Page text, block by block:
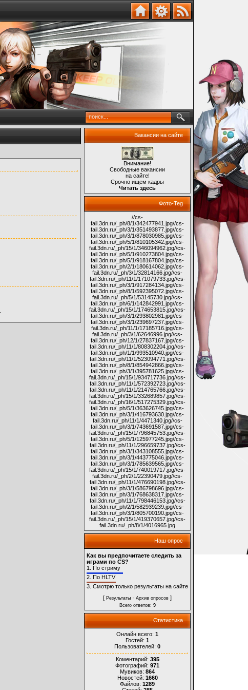
Вакансии на сайте
Внимание!
Свободные вакансии
на сайте!
Срочно ищем кадры
Читать здесь
Фото-Teg
//cs-
fail.3dn.ru/_ph/8/1/342477941.jpg//cs-
fail.3dn.ru/_ph/3/1/351493877.jpg//cs-
fail.3dn.ru/_ph/3/1/878030985.jpg//cs-
fail.3dn.ru/_ph/5/1/810105342.jpg//cs-
fail.3dn.ru/_ph/15/1/346094962.jpg//cs-
fail.3dn.ru/_ph/5/1/910273804.jpg//cs-
fail.3dn.ru/_ph/5/1/918167804.jpg//cs-
fail.3dn.ru/_ph/2/1/180614062.jpg//cs-
fail.3dn.ru/_ph/3/1/32814166.jpg//cs-
fail.3dn.ru/_ph/11/1/171079733.jpg//cs-
fail.3dn.ru/_ph/3/1/917284134.jpg//cs-
fail.3dn.ru/_ph/8/1/592395072.jpg//cs-
fail.3dn.ru/_ph/5/1/53145730.jpg//cs-
fail.3dn.ru/_ph/6/1/142842991.jpg//cs-
fail.3dn.ru/_ph/15/1/174653815.jpg//cs-
fail.3dn.ru/_ph/3/1/293802981.jpg//cs-
fail.3dn.ru/_ph/3/1/239697237.jpg//cs-
fail.3dn.ru/_ph/11/1/17185716.jpg//cs-
fail.3dn.ru/_ph/3/1/62646996.jpg//cs-
fail.3dn.ru/_ph/12/1/27837167.jpg//cs-
fail.3dn.ru/_ph/11/1/808302204.jpg//cs-
fail.3dn.ru/_ph/1/1/993510940.jpg//cs-
fail.3dn.ru/_ph/11/1/523094771.jpg//cs-
fail.3dn.ru/_ph/8/1/854942866.jpg//cs-
fail.3dn.ru/_ph/3/1/395781625.jpg//cs-
fail.3dn.ru/_ph/15/1/934717736.jpg//cs-
fail.3dn.ru/_ph/11/1/572392723.jpg//cs-
fail.3dn.ru/_ph/11/1/214765766.jpg//cs-
fail.3dn.ru/_ph/15/1/332689857.jpg//cs-
fail.3dn.ru/_ph/16/1/517275329.jpg//cs-
fail.3dn.ru/_ph/5/1/363626745.jpg//cs-
fail.3dn.ru/_ph/3/1/416793630.jpg//cs-
fail.3dn.ru/_ph/11/1/4471340.jpg//cs-
fail.3dn.ru/_ph/3/1/743691587.jpg//cs-
fail.3dn.ru/_ph/15/1/796845753.jpg//cs-
fail.3dn.ru/_ph/5/1/125977245.jpg//cs-
fail.3dn.ru/_ph/11/1/296659737.jpg//cs-
fail.3dn.ru/_ph/3/1/343108555.jpg//cs-
fail.3dn.ru/_ph/3/1/443775046.jpg//cs-
fail.3dn.ru/_ph/3/1/785639565.jpg//cs-
fail.3dn.ru/_ph/15/1/740019717.jpg//cs-
fail.3dn.ru/_ph/2/1/22390479.jpg//cs-
fail.3dn.ru/_ph/11/1/476690198.jpg//cs-
fail.3dn.ru/_ph/3/1/586798696.jpg//cs-
fail.3dn.ru/_ph/3/1/768638317.jpg//cs-
fail.3dn.ru/_ph/11/1/798446153.jpg//cs-
fail.3dn.ru/_ph/2/1/582939239.jpg//cs-
fail.3dn.ru/_ph/3/1/805700190.jpg//cs-
fail.3dn.ru/_ph/15/1/419370657.jpg//cs-
fail.3dn.ru/_ph/8/1/4016965.jpg
Наш опрос
Как вы предпочитаете следить за
играми по CS?
1. По стриму
2. По HLTV
3. Смотрю только результаты на сайте
[ Результаты · Архив опросов ]
Всего ответов: 9
Статистика
Онлайн всего: 1
Гостей: 1
Пользователей: 0
Коментарий: 395
Фотографий: 971
Мувиков: 864
Новостей: 1660
Файлов: 1289